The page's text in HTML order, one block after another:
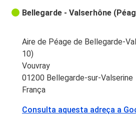
Bellegarde - Valserhône
Aire de Péage de Bellegarde-
10)
Vouvray
01200 Bellegarde-sur-Valserine
França
Consulta aquesta adreça a